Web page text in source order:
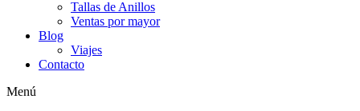
Tallas de Anillos
Ventas por mayor
Blog
Viajes
Contacto
Menú